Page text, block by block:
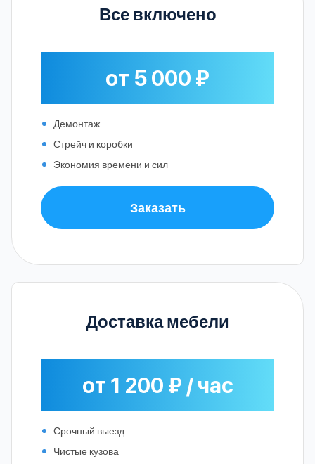
Все включено
от 5 000 ₽
Демонтаж
Стрейч и коробки
Экономия времени и сил
Заказать
Доставка мебели
от 1 200 ₽ / час
Срочный выезд
Чистые кузова